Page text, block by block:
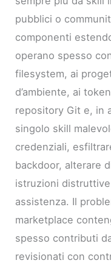
pubblici o
componenti
operano spesso
filesystem, ai
d’ambiente, ai
repository Git e, in
singolo skill
credenziali,
backdoor, alterare
istruzioni
assistenza. Il
marketplace
spesso contributi
revisionati con